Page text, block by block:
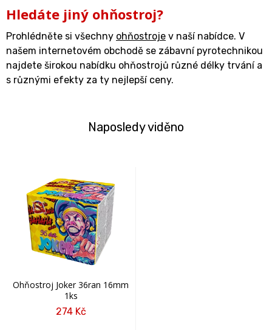
Hledáte jiný ohňostroj?
Prohlédněte si všechny ohňostroje v naší nabídce. V
našem internetovém obchodě se zábavní pyrotechnikou
najdete širokou nabídku ohňostrojů různé délky trvání a
s různými efekty za ty nejlepší ceny.
Naposledy viděno
Ohňostroj Joker 36ran 16mm
1ks
274 Kč